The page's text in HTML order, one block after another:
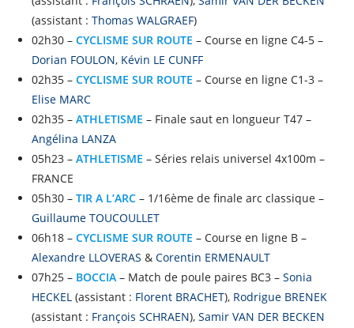
(assistant : Thomas WALGRAEF)
02h30 – CYCLISME SUR ROUTE – Course en ligne C4-5 –
Dorian FOULON, Kévin LE CUNFF
02h35 – CYCLISME SUR ROUTE – Course en ligne C1-3 –
Elise MARC
02h35 – ATHLETISME – Finale saut en longueur T47 –
Angélina LANZA
05h23 – ATHLETISME – Séries relais universel 4x100m –
FRANCE
05h30 – TIR A L’ARC – 1/16ème de finale arc classique –
Guillaume TOUCOULLET
06h18 – CYCLISME SUR ROUTE – Course en ligne B –
Alexandre LLOVERAS & Corentin ERMENAULT
07h25 – BOCCIA – Match de poule paires BC3 – Sonia
HECKEL (assistant : Florent BRACHET), Rodrigue BRENEK
(assistant : François SCHRAEN), Samir VAN DER BECKEN